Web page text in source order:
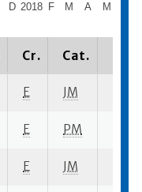
2018
D F M A M
Cr. Cat.
E JM
E PM
E JM